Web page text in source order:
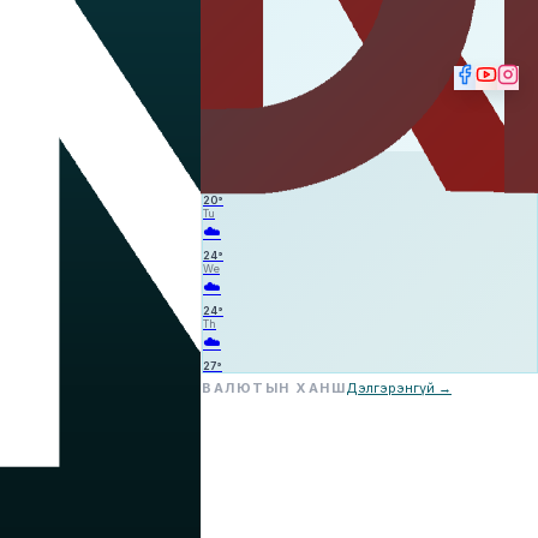
20°
Tu
☁️
24°
We
☁️
24°
Th
☁️
27°
ВАЛЮТЫН ХАНШДэлгэрэнгүй →